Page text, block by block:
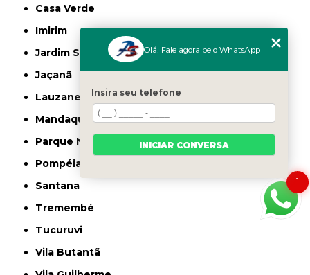
Casa Verde
Imirim
Jardim São Paulo
Jaçanã
Lauzane Paulista
Mandaqui
Parque Novo Mundo
Pompéia
Santana
Tremembé
Tucuruvi
Vila Butantã
1
Olá! Fale agora pelo WhatsApp
Insira seu telefone
INICIAR CONVERSA